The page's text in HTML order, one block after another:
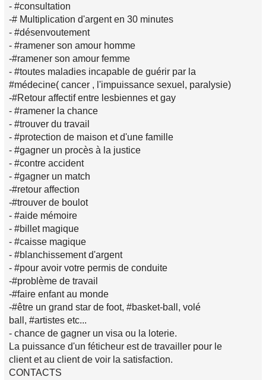
- #consultation
-# Multiplication d'argent en 30 minutes
- #désenvoutement
- #ramener son amour homme
-#ramener son amour femme
- #toutes maladies incapable de guérir par la
#médecine( cancer , l'impuissance sexuel, paralysie)
-#Retour affectif entre lesbiennes et gay
- #ramener la chance
- #trouver du travail
- #protection de maison et d'une famille
- #gagner un procès à la justice
- #contre accident
- #gagner un match
-#retour affection
-#trouver de boulot
- #aide mémoire
- #billet magique
- #caisse magique
- #blanchissement d'argent
- #pour avoir votre permis de conduite
-#problème de travail
-#faire enfant au monde
-#être un grand star de foot, #basket-ball, volé
ball, #artistes etc...
- chance de gagner un visa ou la loterie.
La puissance d'un féticheur est de travailler pour le
client et au client de voir la satisfaction.
CONTACTS